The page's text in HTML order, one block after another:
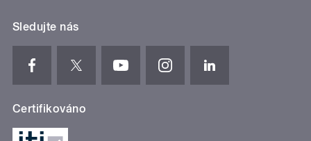
Sledujte nás
Certifikováno